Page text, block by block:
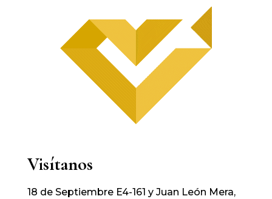
Visítanos
18 de Septiembre E4-161 y Juan León Mera,